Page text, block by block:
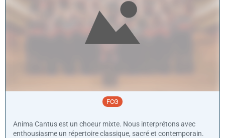
FCG
Anima Cantus est un choeur mixte. Nous interprétons avec
enthousiasme un répertoire classique, sacré et contemporain.